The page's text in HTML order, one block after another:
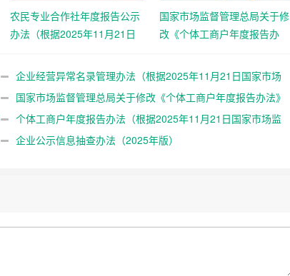
农民专业合作社年度报告公示
办法（根据2025年11月21日
108号第二次修正）
国家市场监督管理总局关于修
改《个体工商户年度报告办
令第108号公布 自2025年12月
企业经营异常名录管理办法（根据2025年11月21日国家市场
监督管理总局令第108号第二次修正）
国家市场监督管理总局关于修改《个体工商户年度报告办法》
等四部规章的决定 （总局令第108号公布 自2025年12月25日起施
行）
个体工商户年度报告办法（根据2025年11月21日国家市场监
督管理总局令第108号第二次修正）
企业公示信息抽查办法（2025年版）